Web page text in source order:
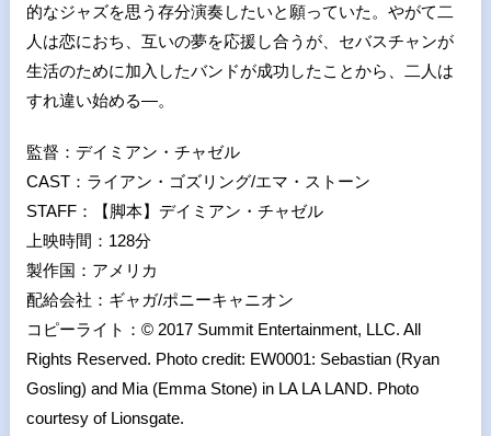
的なジャズを思う存分演奏したいと願っていた。やがて二
人は恋におち、互いの夢を応援し合うが、セバスチャンが
生活のために加入したバンドが成功したことから、二人は
すれ違い始める―。
監督：デイミアン・チャゼル
CAST：ライアン・ゴズリング/エマ・ストーン
STAFF：【脚本】デイミアン・チャゼル
上映時間：128分
製作国：アメリカ
配給会社：ギャガ/ポニーキャニオン
コピーライト：© 2017 Summit Entertainment, LLC. All
Rights Reserved. Photo credit: EW0001: Sebastian (Ryan
Gosling) and Mia (Emma Stone) in LA LA LAND. Photo
courtesy of Lionsgate.